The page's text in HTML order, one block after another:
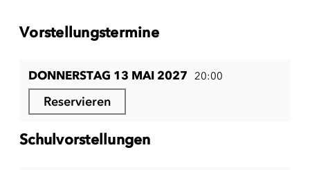
Vorstellungstermine
DONNERSTAG 13 MAI 2027 20:00
Reservieren
Schulvorstellungen